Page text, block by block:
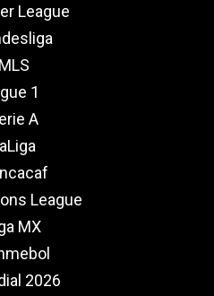
League
MLS
1
A
League
MX
2026